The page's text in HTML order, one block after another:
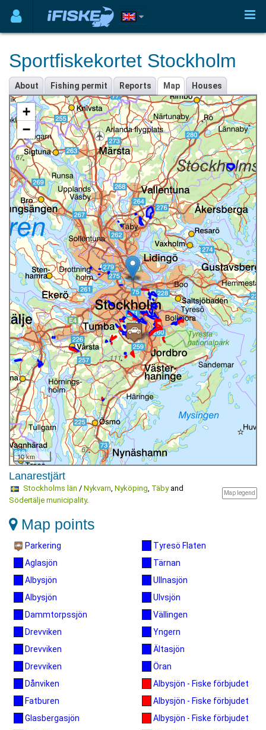
Sportfiskekortet Stockholm
About Fishing permit Reports Map Houses
+
−
10 km
Lanarestjärt
Map legend
Stockholms län / Nykvarn, Nyköping, Täbyand
Södertälje municipality.
Map points
Parkering
Aglasjön
Albysjön
Albysjön
Dammtorpssjön
Drevviken
Drevviken
Drevviken
Dånviken
Fatburen
Glasbergasjön
Tyresö Flaten
Tärnan
Ullnasjön
Ulvsjön
Vällingen
Yngern
Ältasjön
Öran
Albysjön - Fiske förbjudet
Albysjön - Fiske förbjudet
Albysjön - Fiske förbjudet